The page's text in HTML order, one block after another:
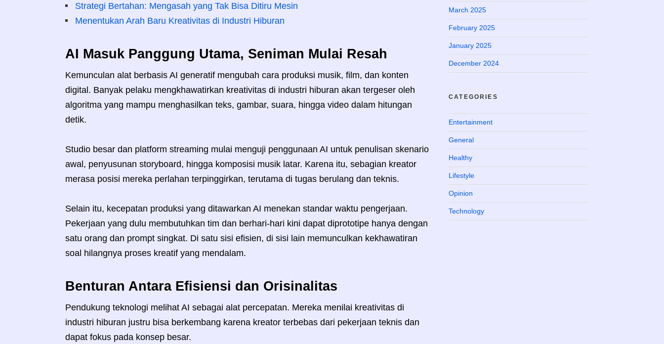
Strategi Bertahan: Mengasah yang Tak Bisa Ditiru Mesin
Menentukan Arah Baru Kreativitas di Industri Hiburan
AI Masuk Panggung Utama, Seniman Mulai Resah
Kemunculan alat berbasis AI generatif mengubah cara produksi musik, film, dan konten
digital. Banyak pelaku mengkhawatirkan kreativitas di industri hiburan akan tergeser oleh
algoritma yang mampu menghasilkan teks, gambar, suara, hingga video dalam hitungan
detik.
Studio besar dan platform streaming mulai menguji penggunaan AI untuk penulisan skenario
awal, penyusunan storyboard, hingga komposisi musik latar. Karena itu, sebagian kreator
merasa posisi mereka perlahan terpinggirkan, terutama di tugas berulang dan teknis.
Selain itu, kecepatan produksi yang ditawarkan AI menekan standar waktu pengerjaan.
Pekerjaan yang dulu membutuhkan tim dan berhari-hari kini dapat diprototipe hanya dengan
satu orang dan prompt singkat. Di satu sisi efisien, di sisi lain memunculkan kekhawatiran
soal hilangnya proses kreatif yang mendalam.
Benturan Antara Efisiensi dan Orisinalitas
Pendukung teknologi melihat AI sebagai alat percepatan. Mereka menilai kreativitas di
industri hiburan justru bisa berkembang karena kreator terbebas dari pekerjaan teknis dan
dapat fokus pada konsep besar.
March 2025
February 2025
January 2025
December 2024
CATEGORIES
Entertainment
General
Healthy
Lifestyle
Opinion
Technology